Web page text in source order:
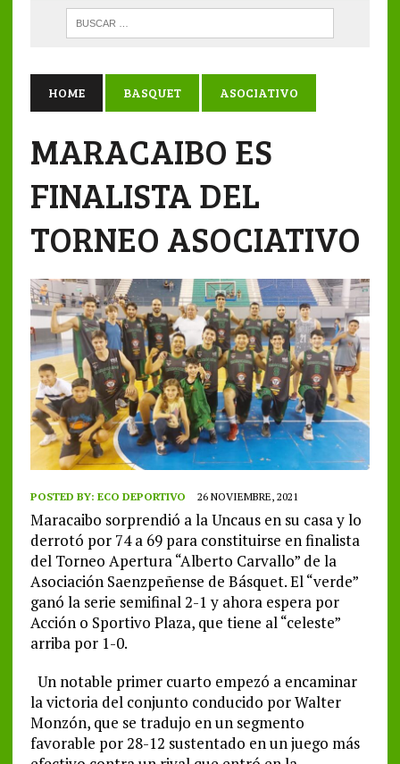
HOME BASQUET ASOCIATIVO
MARACAIBO ES
FINALISTA DEL
TORNEO ASOCIATIVO
POSTED BY: ECO DEPORTIVO 26 NOVIEMBRE, 2021
Maracaibo sorprendió a la Uncaus en su casa y lo
derrotó por 74 a 69 para constituirse en finalista
del Torneo Apertura “Alberto Carvallo” de la
Asociación Saenzpeñense de Básquet. El “verde”
ganó la serie semifinal 2-1 y ahora espera por
Acción o Sportivo Plaza, que tiene al “celeste”
arriba por 1-0.
Un notable primer cuarto empezó a encaminar
la victoria del conjunto conducido por Walter
Monzón, que se tradujo en un segmento
favorable por 28-12 sustentado en un juego más